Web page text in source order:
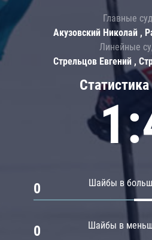
Шайбы в
0
Шайбы в
0
Главные
Акузовский Николай ,
Линейные
Стрельцов Евгений ,